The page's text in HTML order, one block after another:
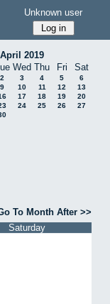
Unknown user
April 2019
Wed Thu Fri Sat
2 3 4 5
6
9 10 11 12
13
17 18 19
20
24 25 26
27
To Month After >>
Saturday